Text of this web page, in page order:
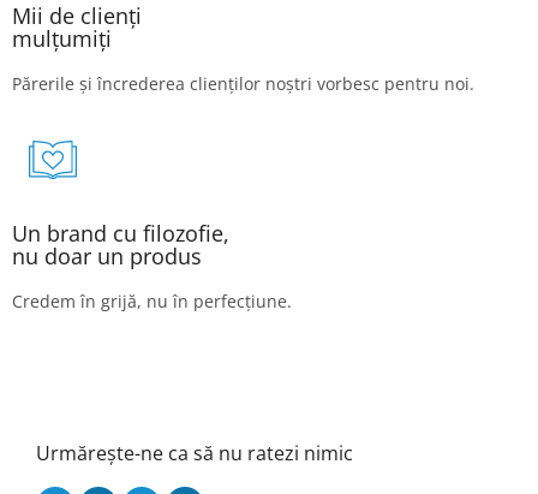
Mii de clienți
mulțumiți
Părerile și încrederea clienților noștri vorbesc pentru noi.
Un brand cu filozofie,
nu doar un produs
Credem în grijă, nu în perfecțiune.
Urmărește-ne ca să nu ratezi nimic